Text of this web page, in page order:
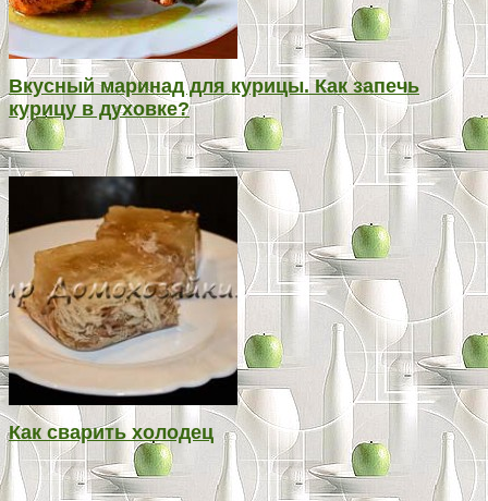
Вкусный маринад для курицы. Как запечь
курицу в духовке?
Как сварить холодец